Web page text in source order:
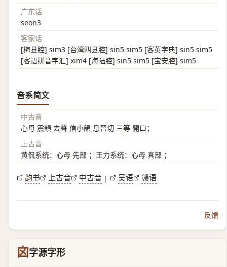
广东话
seon3
客家话
[梅县腔] sim3 [台湾四县腔] sin5 sim5 [客英字典] sin5 sim5
[客语拼音字汇] xim4 [海陆腔] sin5 sim5 [宝安腔] sim5
音系简文
中古音
心母 震韻 去聲 信小韻 息晉切 三等 開口；
上古音
黄侃系统：心母 先部 ；王力系统：心母 真部 ；
韵书 上古音 中古音 | 吴语 赣语
反馈
囟 字源字形